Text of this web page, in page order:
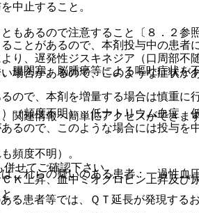
とがあるので、本剤投与中の患者
閉塞、脳腫瘍等による嘔吐症状を
で、本剤を増量する場合は慎重に
れらの疑いのある患者：一過性血
患者等では、ＱＴ延長が発現する
中止すること。
もあるので注意すること〔８．２参照
、遅発性ジスキネジア（口周部
場合があるので、このような症状
頻度不明）：低ナトリウム血症、
るので、このような場合には投与を
頻度不明）。
上昇、血中ミオグロビン上昇及び
。
関連情報へ簡単にアクセスができま
せてご確認下さい。